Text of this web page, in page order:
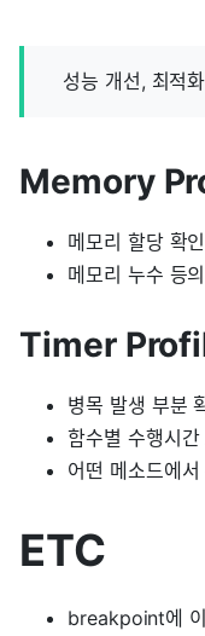
성능 개선, 최적
Memory
메모리 할당 확
메모리 누수 등
Timer
병목 발생 부분
함수별 수행시간
어떤 메소드에
ETC
breakpoint에